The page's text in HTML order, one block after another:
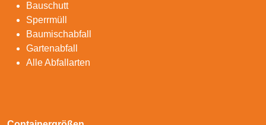
Bauschutt
Sperrmüll
Baumischabfall
Gartenabfall
Alle Abfallarten